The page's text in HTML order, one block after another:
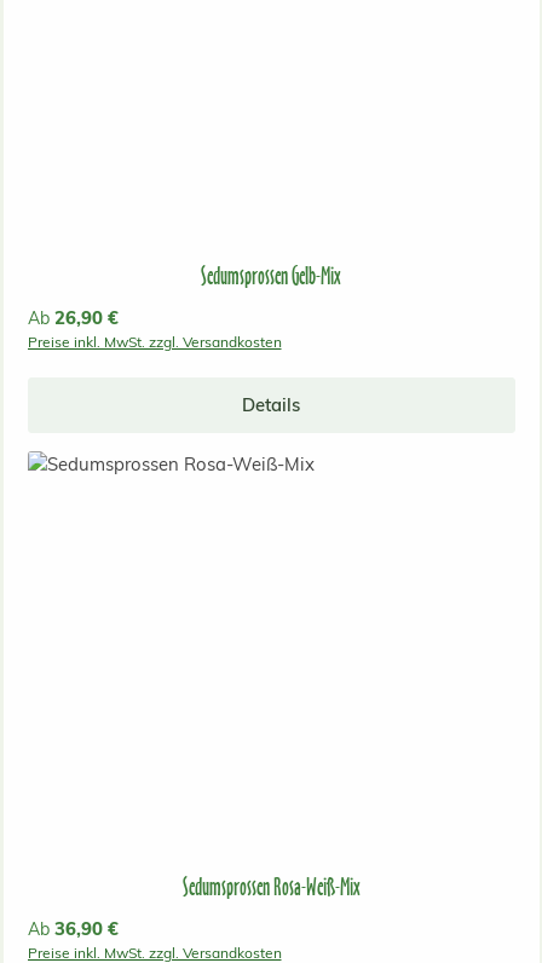
Sedumsprossen Gelb-Mix
Regulärer Preis:
Ab 26,90 €
Preise inkl. MwSt. zzgl. Versandkosten
Details
Sedumsprossen Rosa-Weiß-Mix
Regulärer Preis:
Ab 36,90 €
Preise inkl. MwSt. zzgl. Versandkosten